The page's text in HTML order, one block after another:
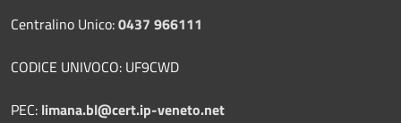
Centralino Unico:0437 966111
CODICE UNIVOCO: UF9CWD
PEC: limana.bl@cert.ip-veneto.net